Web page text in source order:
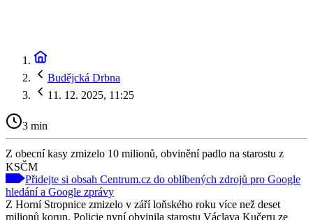
Budějcká Drbna
11. 12. 2025, 11:25
3 min
Z obecní kasy zmizelo 10 milionů, obvinění padlo na starostu z
KSČM
Přidejte si obsah Centrum.cz do oblíbených zdrojů pro Google
hledání a Google zprávy
Z Horní Stropnice zmizelo v září loňského roku více než deset
milionů korun. Policie nyní obvinila starostu Václava Kučeru ze